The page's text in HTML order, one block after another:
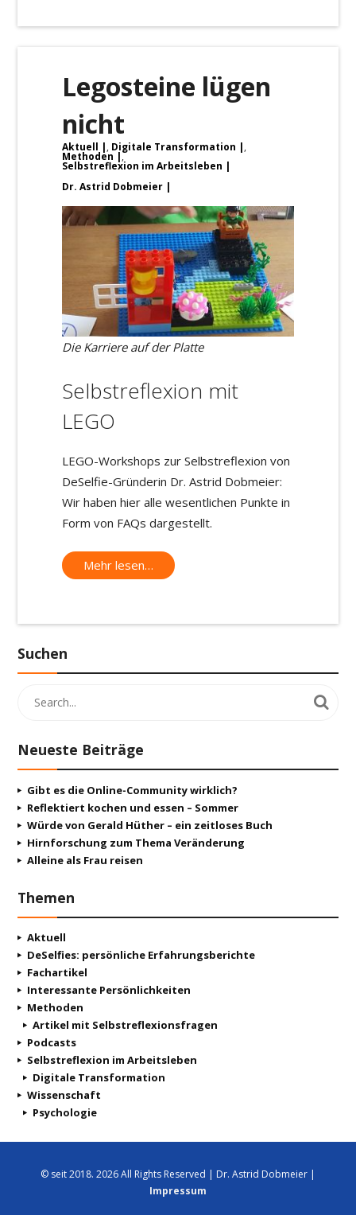
Legosteine lügen
nicht
Aktuell , Digitale Transformation ,
Methoden ,
Selbstreflexion im Arbeitsleben
Dr. Astrid Dobmeier
Die Karriere auf der Platte
Selbstreflexion mit
LEGO
LEGO-Workshops zur Selbstreflexion von
DeSelfie-Gründerin Dr. Astrid Dobmeier:
Wir haben hier alle wesentlichen Punkte in
Form von FAQs dargestellt.
Mehr lesen…
Suchen
Neueste Beiträge
Gibt es die Online-Community wirklich?
Reflektiert kochen und essen – Sommer
Würde von Gerald Hüther – ein zeitloses Buch
Hirnforschung zum Thema Veränderung
Alleine als Frau reisen
Themen
Aktuell
DeSelfies: persönliche Erfahrungsberichte
Fachartikel
Interessante Persönlichkeiten
Methoden
Artikel mit Selbstreflexionsfragen
Podcasts
Selbstreflexion im Arbeitsleben
Digitale Transformation
Wissenschaft
Psychologie
© seit 2018. 2026 All Rights Reserved | Dr. Astrid Dobmeier |
Impressum